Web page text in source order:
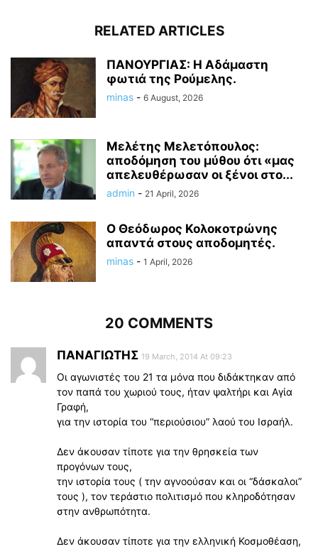
RELATED ARTICLES
ΠΑΝΟΥΡΓΙΑΣ: Η Αδάμαστη
φωτιά της Ρούμελης.
minas - 6 August, 2026
Μελέτης Μελετόπουλος:
αποδόμηση του μύθου ότι «μας
απελευθέρωσαν οι ξένοι στο...
admin - 21 April, 2026
Ο Θεόδωρος Κολοκοτρώνης
απαντά στους αποδομητές.
minas - 1 April, 2026
20 COMMENTS
ΠΑΝΑΓΙΩΤΗΣ 19 March, 2014 At 09:23
Οι αγωνιστές του 21 τα μόνα που διδάκτηκαν από
τον παπά του χωριού τους, ήταν ψαλτήρι και Αγία
Γραφή,
για την ιστορία του “περιούσιου” λαού του Ισραήλ.
Δεν άκουσαν τίποτε για την θρησκεία των
προγόνων τους,
την ιστορία τους ( την αγνοούσαν και οι “δάσκαλοι”
τους ), τον τεράστιο πολιτισμό που κληροδότησαν
στην ανθρωπότητα.
Δεν άκουσαν τίποτε για την ελληνική Κοσμοθέαση,